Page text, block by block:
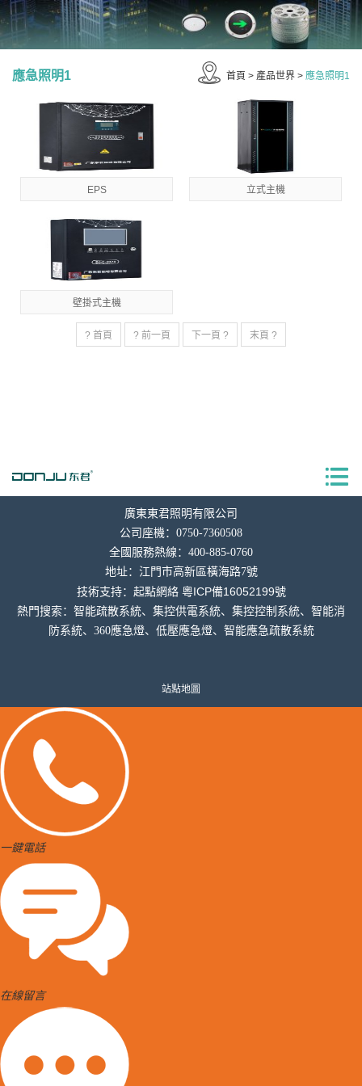
應急照明1 首頁 > 產品世界 > 應急照明1
EPS 立式主機
壁掛式主機
? 首頁 ? 前一頁 下一頁 ? 末頁 ?
廣東東君照明有限公司
公司座機：0750-7360508
全國服務熱線：400-885-0760
地址： 江門市高新區橫海路7號
技術支持： 起點網絡 粵ICP備16052199號
熱門搜索：智能疏散系統、集控供電系統、集控控制系統、智能消
防系統、360應急燈、低壓應急燈、智能應急疏散系統
站點地圖
一鍵電話
在線留言